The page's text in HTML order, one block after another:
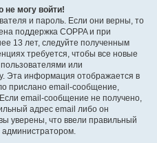
не могу войти!
и пароль. Если они верны, то
поддержка COPPA и при
13 лет, следуйте полученным
требуется, чтобы все новые
или
Эта информация отображается в
прислано email-сообщение,
email-сообщение не получено,
адрес email либо он
уверены, что ввели правильный
администратором.